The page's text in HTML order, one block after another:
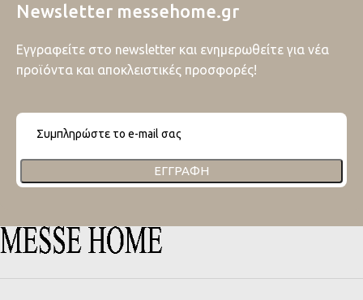
Newsletter messehome.gr
Εγγραφείτε στο newsletter και ενημερωθείτε για νέα
προϊόντα και αποκλειστικές προσφορές!
ΕΓΓΡΑΦΉ